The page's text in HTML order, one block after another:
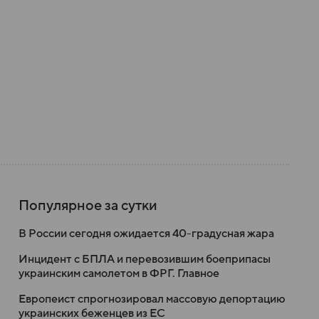
Популярное за сутки
В России сегодня ожидается 40-градусная жара
Инцидент с БПЛА и перевозившим боеприпасы
украинским самолетом в ФРГ. Главное
Европеист спрогнозировал массовую депортацию
украинских беженцев из ЕС